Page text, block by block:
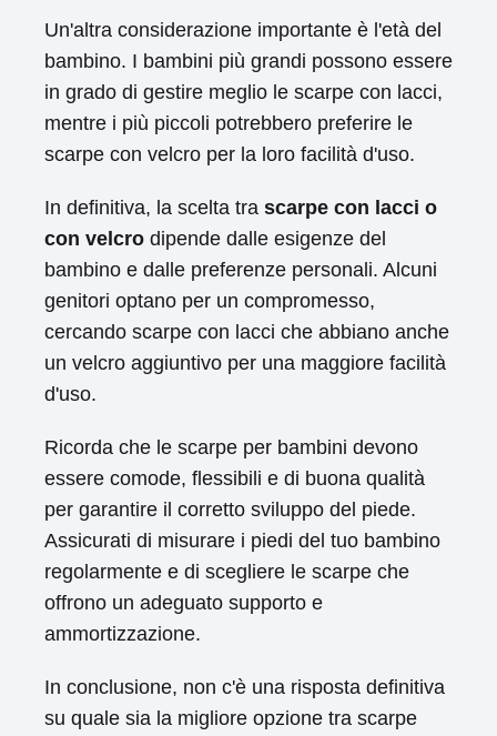
Un'altra considerazione importante è l'età del
bambino. I bambini più grandi possono essere
in grado di gestire meglio le scarpe con lacci,
mentre i più piccoli potrebbero preferire le
scarpe con velcro per la loro facilità d'uso.
In definitiva, la scelta tra scarpe con lacci o
con velcro dipende dalle esigenze del
bambino e dalle preferenze personali. Alcuni
genitori optano per un compromesso,
cercando scarpe con lacci che abbiano anche
un velcro aggiuntivo per una maggiore facilità
d'uso.
Ricorda che le scarpe per bambini devono
essere comode, flessibili e di buona qualità
per garantire il corretto sviluppo del piede.
Assicurati di misurare i piedi del tuo bambino
regolarmente e di scegliere le scarpe che
offrono un adeguato supporto e
ammortizzazione.
In conclusione, non c'è una risposta definitiva
su quale sia la migliore opzione tra scarpe